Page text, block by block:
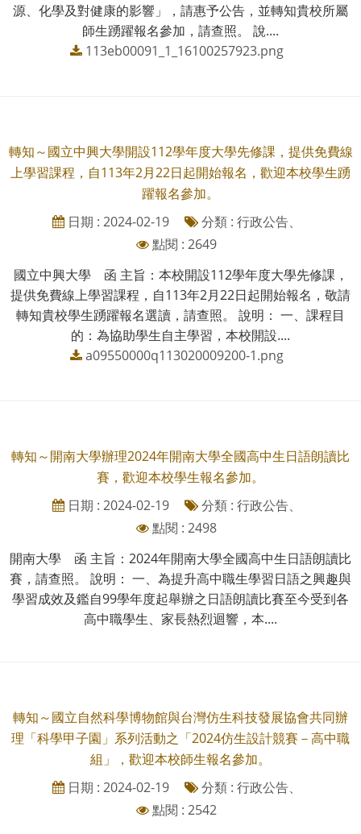
源、化學及對健康的影響」，請惠予公告，並轉知貴校所屬
師生踴躍報名參加，請查照。 說....
113eb00091_1_16100257923.png
轉知～國立中興大學開設112學年度大學先修課，提供免費線
上學習課程，自113年2月22日起開始報名，歡迎本校學生踴
躍報名參加。
日期 : 2024-02-19
分類 : 行政公告、
點閱 : 2649
國立中興大學 函 主旨：本校開設112學年度大學先修課，
提供免費線上學習課程，自113年2月22日起開始報名，敬請
轉知貴校學生踴躍報名選讀，請查照。 說明： 一、課程目
的：為協助學生自主學習，本校開設....
a09550000q113020009200-1.png
轉知～開南大學辦理2024年開南大學全國高中生日語朗讀比
賽，歡迎本校學生報名參加。
日期 : 2024-02-19
分類 : 行政公告、
點閱 : 2498
開南大學 函 主旨：2024年開南大學全國高中生日語朗讀比
賽，請查照。 說明： 一、為提升高中職生學習日語之興趣與
學習成效及鑑自99學年度起舉辦之日語朗讀比賽至今受到各
高中職學生、家長熱烈迴響，本....
轉知～國立自然科學博物館與台灣仿生科技發展協會共同辦
理「科學甲子園」系列活動之「2024仿生設計競賽－高中職
組」，歡迎本校師生報名參加。
日期 : 2024-02-19
分類 : 行政公告、
點閱 : 2542